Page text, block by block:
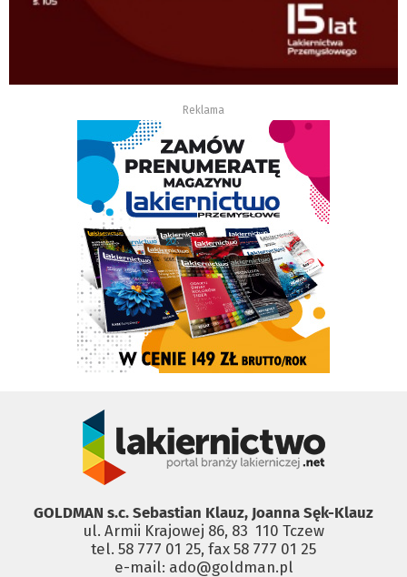
Reklama
GOLDMAN s.c. Sebastian Klauz, Joanna Sęk-Klauz
ul. Armii Krajowej 86, 83 ­ 110 Tczew
tel. 58 777 01 25, fax 58 777 01 25
e-mail: ado@goldman.pl